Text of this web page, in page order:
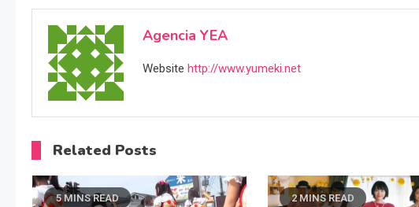
Agencia YEA
Website http://www.yumeki.net
Related Posts
5 MINS READ 2 MINS READ